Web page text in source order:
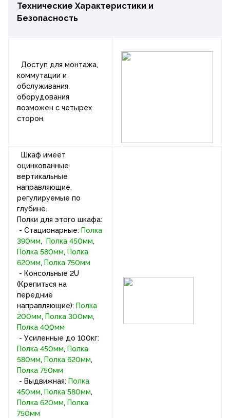
Технические Характеристики и
Безопасность
Доступ для монтажа,
коммутации и
обслуживания
оборудования
возможен с четырех
сторон.
Шкаф имеет
оцинкованные
вертикальные
направляющие,
регулируемые по
глубине.
Полки для этого шкафа:
- Стационарные: Полка
390мм, Полка 450мм,
Полка 580мм, Полка
620мм, Полка 750мм
- Консольные 2U
(Крепиться на
передние
направляющие): Полка
200мм, Полка 300мм,
Полка 400мм
- Усиленные до 100кг:
Полка 450мм, Полка
580мм, Полка 620мм,
Полка 750мм
- Выдвижная: Полка
450мм, Полка 580мм,
Полка 620мм, Полка
750мм